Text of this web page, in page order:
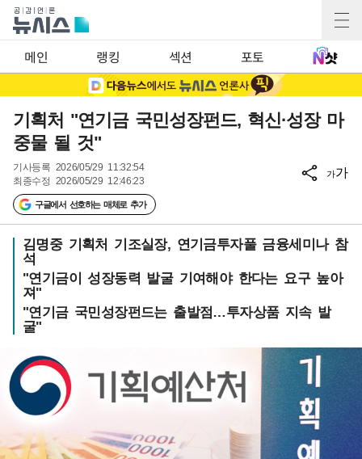
메인 랭킹 섹션 포토
기획처 "연기금 국민성장펀드, 혁신·성장 마
중물 될 것"
기사등록 2026/05/29 11:32:54
최종수정 2026/05/29 12:46:23
구글에서 선호하는 매체로 추가
가가
김명중 기획처 기조실장, 연기금투자풀 금융세미나 참
석
"연기금이 성장동력 발굴 기여해야 한다는 요구 높아
져"
"연기금 국민성장펀드는 출발점…투자상품 지속 발
굴"